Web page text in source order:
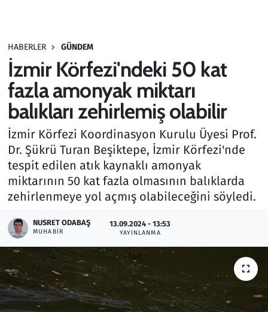
HABERLER GÜNDEM
İzmir Körfezi'ndeki 50 kat
fazla amonyak miktarı
balıkları zehirlemiş olabilir
İzmir Körfezi Koordinasyon Kurulu Üyesi Prof.
Dr. Şükrü Turan Beşiktepe, İzmir Körfezi'nde
tespit edilen atık kaynaklı amonyak
miktarının 50 kat fazla olmasının balıklarda
zehirlenmeye yol açmış olabileceğini söyledi.
NUSRET ODABAŞ
MUHABIR
13.09.2024 - 13:53
YAYINLANMA
Haber
Kültür Sanat
Kurumsal Haberler
Lezzet Durağı
Memur ve Kamu
Otomobil
Oyun
Ramazan
Resmi İlanlar